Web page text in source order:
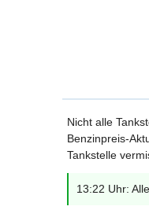
Nicht alle
Benzinpreis-
Tankstelle
13:22 Uhr: